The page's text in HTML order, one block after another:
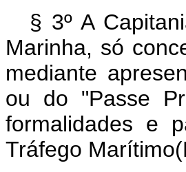
§ 3º A
Marinha, só
mediante
ou do "Passe
formalidades e
Tráfego